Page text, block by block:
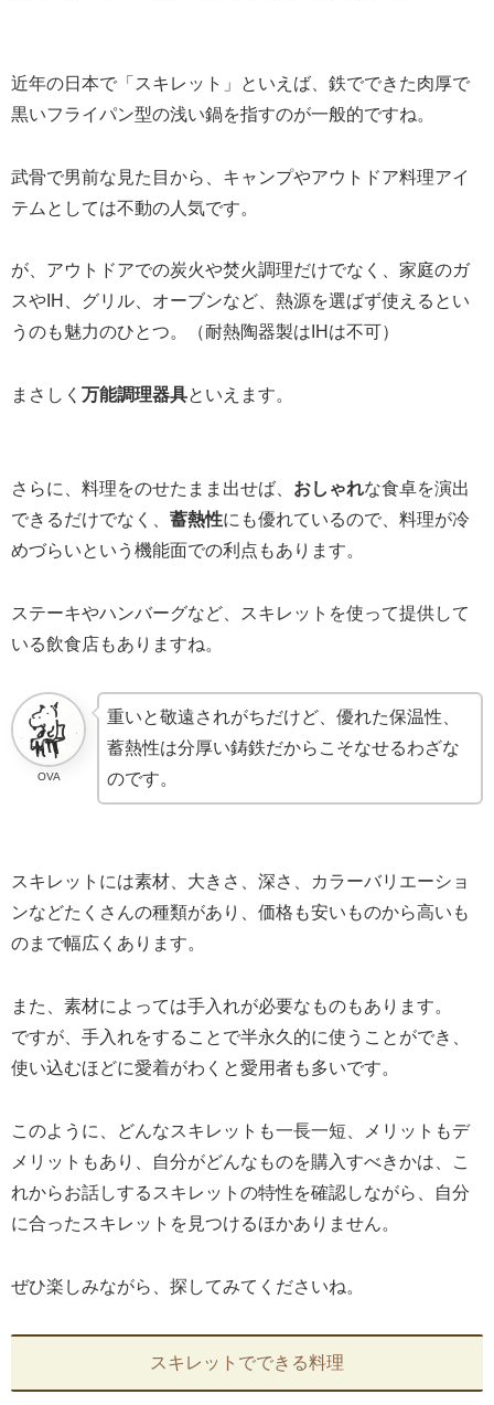
近年の日本で「スキレット」といえば、鉄でできた肉厚で
黒いフライパン型の浅い鍋を指すのが一般的ですね。
武骨で男前な見た目から、キャンプやアウトドア料理アイ
テムとしては不動の人気です。
が、アウトドアでの炭火や焚火調理だけでなく、家庭のガ
スやIH、グリル、オーブンなど、熱源を選ばず使えるとい
うのも魅力のひとつ。（耐熱陶器製はIHは不可）
まさしく 万能調理器具といえます。
さらに、料理をのせたまま出せば、 おしゃれな食卓を演出
できるだけでなく、 蓄熱性にも優れているので、料理が冷
めづらいという機能面での利点もあります。
ステーキやハンバーグなど、スキレットを使って提供して
いる飲食店もありますね。
OVA
重いと敬遠されがちだけど、優れた保温性、
蓄熱性は分厚い鋳鉄だからこそなせるわざな
のです。
スキレットには素材、大きさ、深さ、カラーバリエーショ
ンなどたくさんの種類があり、価格も安いものから高いも
のまで幅広くあります。
また、素材によっては手入れが必要なものもあります。
ですが、手入れをすることで半永久的に使うことができ、
使い込むほどに愛着がわくと愛用者も多いです。
このように、どんなスキレットも一長一短、メリットもデ
メリットもあり、自分がどんなものを購入すべきかは、こ
れからお話しするスキレットの特性を確認しながら、自分
に合ったスキレットを見つけるほかありません。
ぜひ楽しみながら、探してみてくださいね。
スキレットでできる料理